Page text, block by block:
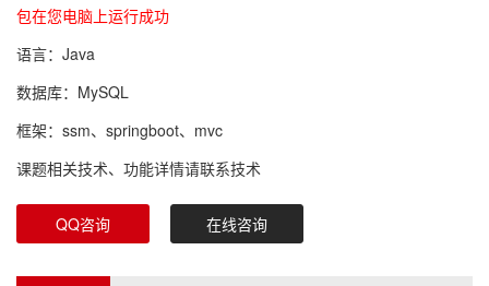
包在您电脑上运行成功
语言：Java
数据库：MySQL
框架：ssm、springboot、mvc
课题相关技术、功能详情请联系技术
QQ咨询 在线咨询